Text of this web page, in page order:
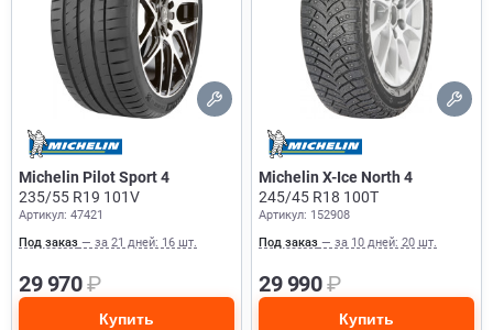
Michelin Pilot Sport 4
235/55 R19 101V
Артикул: 47421
Под заказ — за 21 дней: 16 шт.
29 970₽
Купить
Michelin X-Ice North 4
245/45 R18 100T
Артикул: 152908
Под заказ — за 10 дней: 20 шт.
29 990₽
Купить